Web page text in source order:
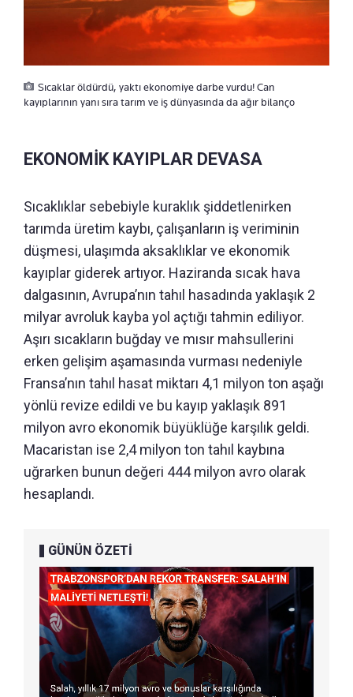
Sıcaklar öldürdü, yaktı ekonomiye darbe vurdu! Can
kayıplarının yanı sıra tarım ve iş dünyasında da ağır bilanço
EKONOMİK KAYIPLAR DEVASA
Sıcaklıklar sebebiyle kuraklık şiddetlenirken
tarımda üretim kaybı, çalışanların iş veriminin
düşmesi, ulaşımda aksaklıklar ve ekonomik
kayıplar giderek artıyor. Haziranda sıcak hava
dalgasının, Avrupa’nın tahıl hasadında yaklaşık 2
milyar avroluk kayba yol açtığı tahmin ediliyor.
Aşırı sıcakların buğday ve mısır mahsullerini
erken gelişim aşamasında vurması nedeniyle
Fransa’nın tahıl hasat miktarı 4,1 milyon ton aşağı
yönlü revize edildi ve bu kayıp yaklaşık 891
milyon avro ekonomik büyüklüğe karşılık geldi.
Macaristan ise 2,4 milyon ton tahıl kaybına
uğrarken bunun değeri 444 milyon avro olarak
hesaplandı.
GÜNÜN ÖZETİ